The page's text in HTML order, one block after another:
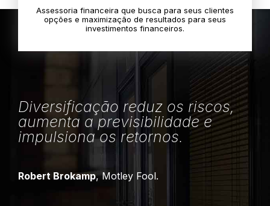
Assessoria financeira que busca para seus clientes
opções e maximização de resultados para seus
investimentos financeiros.
Diversificação reduz os riscos,
aumenta a previsibilidade e
impulsiona os retornos.
Robert Brokamp, Motley Fool.